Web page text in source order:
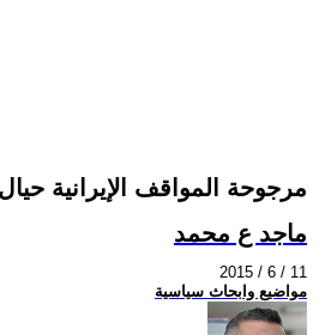
مرجوحة المواقف الإيرانية
ماجد ع محمد
2015 / 6 / 11
مواضيع وابحاث سياسية